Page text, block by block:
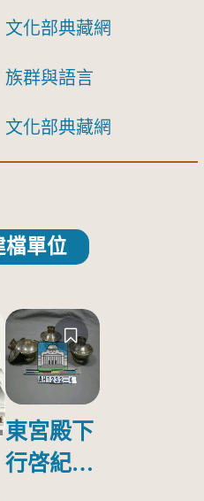
文化部典藏網
族群與語言
文化部典藏網
檔單位
東宮殿下
行啓紀念